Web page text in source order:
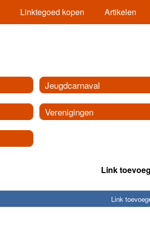
Linktegoed kopen Artikelen
Jeugdcarnaval
Verenigingen
Link
Link